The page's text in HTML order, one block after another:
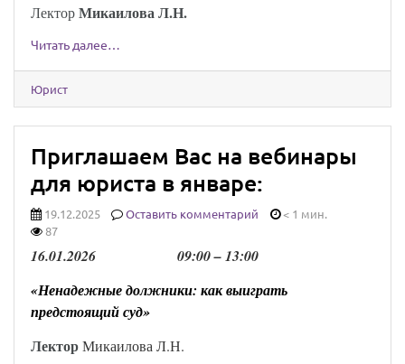
ЛекторМикаилова Л.Н.
Читать далее…
Юрист
Приглашаем Вас на вебинары
для юриста в январе:
19.12.2025 Оставить комментарий
< 1 мин.
87
16.01.2026 09:00 –13:00
«Ненадежные должники: как выиграть
предстоящий суд»
ЛекторМикаилова Л.Н.